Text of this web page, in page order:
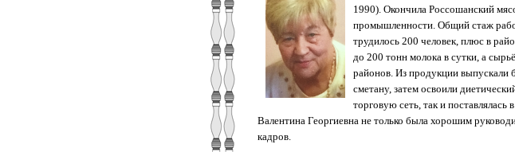
1990). Окончила Россошанский
промышленности. Общий стаж
трудилось 200 человек, плюс в
до 200 тонн молока в сутки, а
районов. Из продукции выпускали
сметану, затем освоили
торговую сеть, так и
Валентина Георгиевна не только была хорошим
кадров.